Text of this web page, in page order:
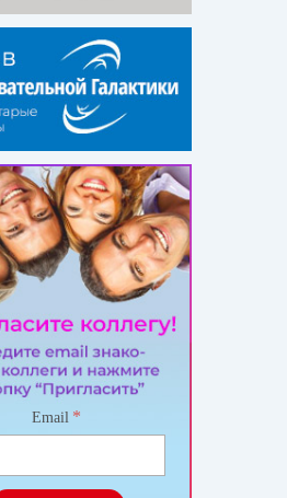
Email *